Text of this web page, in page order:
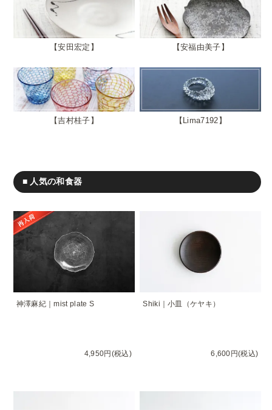
安田宏定 安福由美子
吉村桂子 Lima7192
■ 人気の和食器
神澤麻紀｜mist plate S
4,950円(税込)
Shiki｜小皿（ケヤキ）
6,600円(税込)